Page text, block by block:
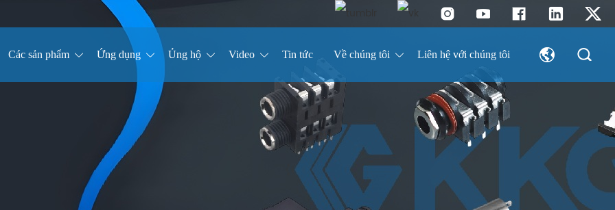
Các sản phẩm Ứng dụng Ủng hộ Video Tin tức Về chúng tôi Liên hệ với chúng tôi